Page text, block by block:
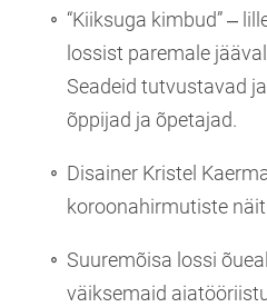
“Kiiksuga kimbud” ‒
lossist paremale
Seadeid tutvustavad
õppijad ja õpetajad.
Disainer Kristel
koroonahirmutiste
Suuremõisa lossi
väiksemaid